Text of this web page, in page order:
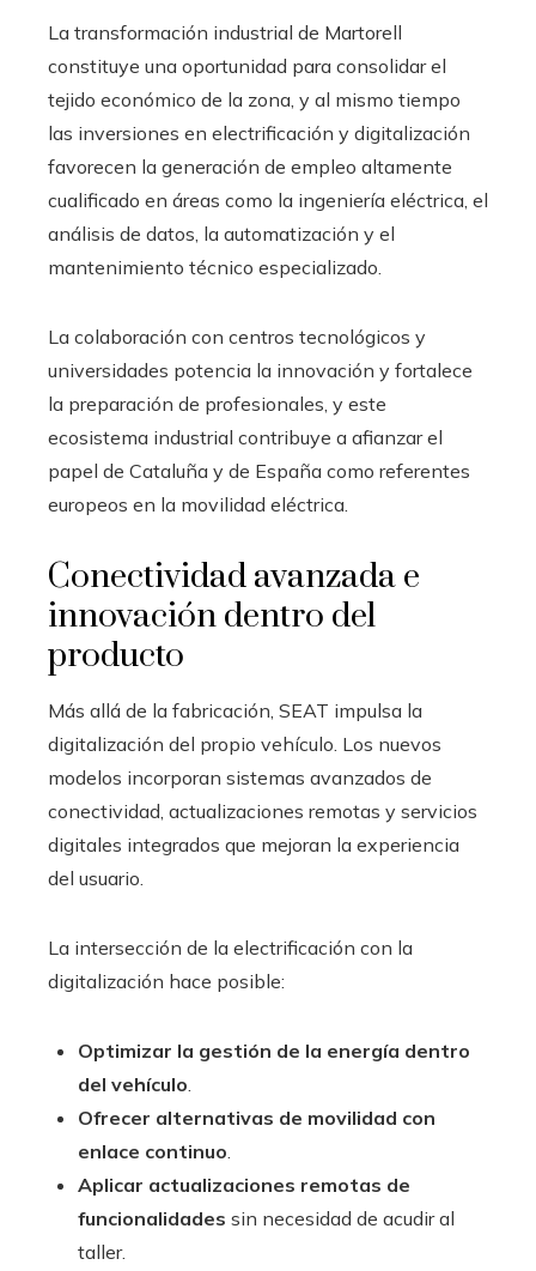
La transformación industrial de Martorell
constituye una oportunidad para consolidar el
tejido económico de la zona, y al mismo tiempo
las inversiones en electrificación y digitalización
favorecen la generación de empleo altamente
cualificado en áreas como la ingeniería eléctrica, el
análisis de datos, la automatización y el
mantenimiento técnico especializado.
La colaboración con centros tecnológicos y
universidades potencia la innovación y fortalece
la preparación de profesionales, y este
ecosistema industrial contribuye a afianzar el
papel de Cataluña y de España como referentes
europeos en la movilidad eléctrica.
Conectividad avanzada e
innovación dentro del
producto
Más allá de la fabricación, SEAT impulsa la
digitalización del propio vehículo. Los nuevos
modelos incorporan sistemas avanzados de
conectividad, actualizaciones remotas y servicios
digitales integrados que mejoran la experiencia
del usuario.
La intersección de la electrificación con la
digitalización hace posible:
Optimizar la gestión de la energía dentro
del vehículo
Ofrecer alternativas de movilidad con
enlace continuo
Aplicar actualizaciones remotas de
funcionalidades sin necesidad de acudir al
taller.